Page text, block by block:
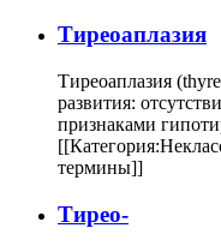
Тиреоаплазия
Тиреоаплазия
развития:
признаками
термины]]
Тирео-